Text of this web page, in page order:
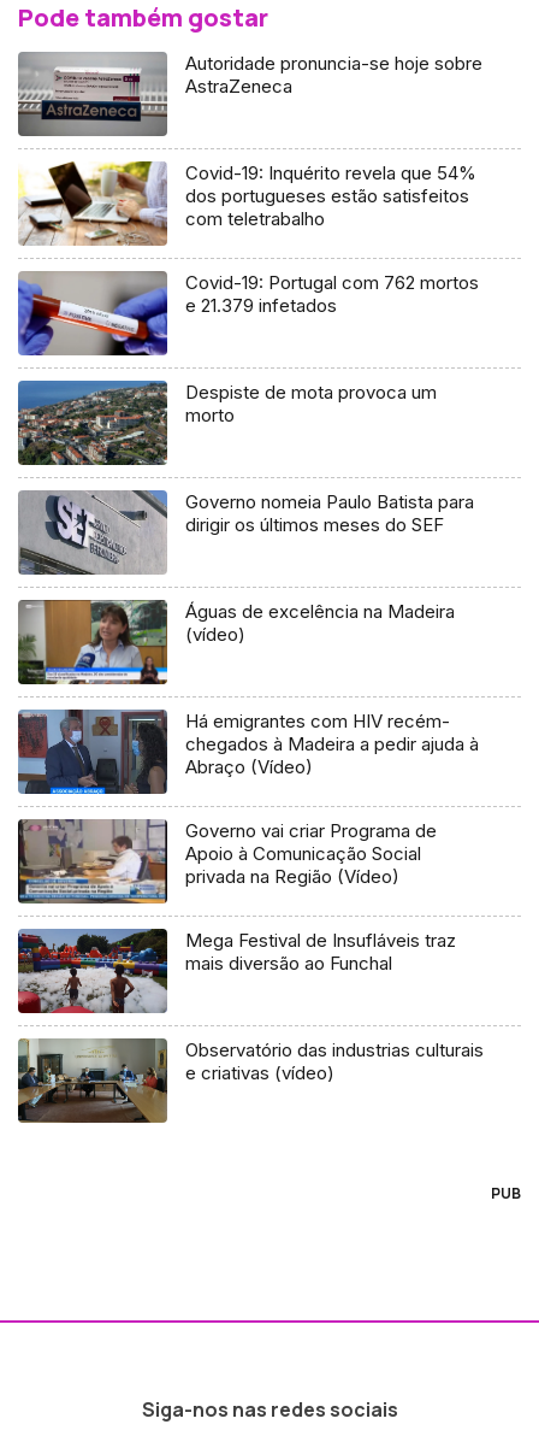
Pode também gostar
Autoridade pronuncia-se hoje sobre
AstraZeneca
Covid-19: Inquérito revela que 54%
dos portugueses estão satisfeitos
com teletrabalho
Covid-19: Portugal com 762 mortos
e 21.379 infetados
Despiste de mota provoca um
morto
Governo nomeia Paulo Batista para
dirigir os últimos meses do SEF
Águas de excelência na Madeira
(vídeo)
Há emigrantes com HIV recém-
chegados à Madeira a pedir ajuda à
Abraço (Vídeo)
Governo vai criar Programa de
Apoio à Comunicação Social
privada na Região (Vídeo)
Mega Festival de Insufláveis traz
mais diversão ao Funchal
Observatório das industrias culturais
e criativas (vídeo)
PUB
Siga-nos nas redes sociais